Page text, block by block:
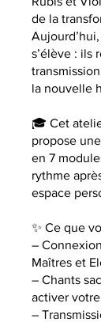
de la
s’élève : ils
la nouvelle
🎓 Cet
propose
en 7
rythme
espace
✨ Ce que
–
Maîtres et
– Chants
activer
–